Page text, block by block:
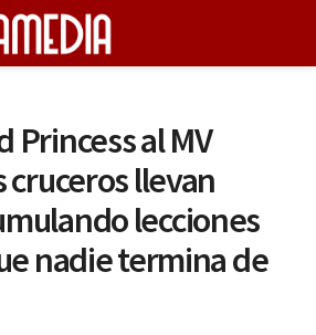
Princess al MV
cruceros llevan
lecciones
nadie termina de